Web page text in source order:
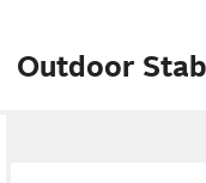
Outdoor